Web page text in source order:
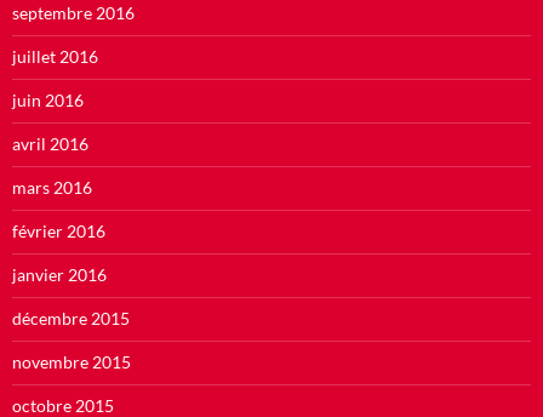
septembre 2016
juillet 2016
juin 2016
avril 2016
mars 2016
février 2016
janvier 2016
décembre 2015
novembre 2015
octobre 2015